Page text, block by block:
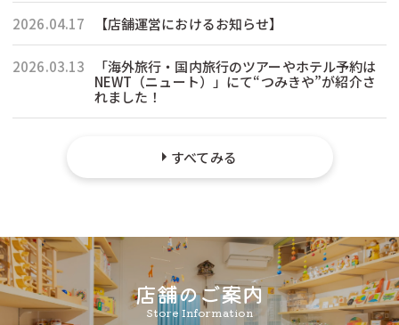
2026.04.17 【店舗運営におけるお知らせ】
2026.03.13
「海外旅行・国内旅行のツアーやホテル予約は
NEWT（ニュート）」にて“つみきや”が紹介さ
れました！
すべてみる
店舗のご案内
Store Information